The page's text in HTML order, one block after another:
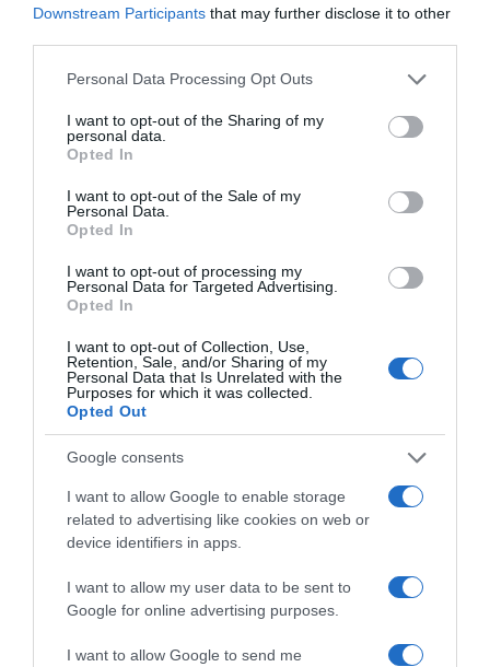
Downstream Participants that may further disclose it to other
Please note that this website/app uses one or more Google
not limited to your visit or usage behaviour. You may click to
grant or deny consent to Google and its third-party tags to
use your data for below specified purposes in below Google
consent section.
Personal Data Processing Opt Outs
I want to opt-out of the Sharing of my
personal data.
Opted In
I want to opt-out of the Sale of my
Personal Data.
Opted In
I want to opt-out of processing my
Personal Data for Targeted Advertising.
Opted In
I want to opt-out of Collection, Use,
Retention, Sale, and/or Sharing of my
Personal Data that Is Unrelated with the
Purposes for which it was collected.
Opted Out
Google consents
I want to allow Google to enable storage
related to advertising like cookies on web or
device identifiers in apps.
I want to allow my user data to be sent to
Google for online advertising purposes.
I want to allow Google to send me
Megosztás:
Címkék: párkapcsolat,válság,korkülönbség,
Vámos Erika
Korábbi bejegyzések Következő bejegyzés
HASONLÓ BEJEGYZÉSEK